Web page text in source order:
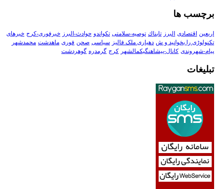
برچسب ها
اربعین اقتصادی البرز تابناك توصیه-سلامتی تکواندو حوادث-البرز خبرفوری-کرج خبرهای
تکنولوڑی را بخوانید و ش دهیاری ملک فالیز سیاسی صحن فوری ماهدشت محمدشهر
پیام-شهروندی کانال-پیشاهنگیکمالشهر کرج گرمدره گوهردشت
تبلیغات